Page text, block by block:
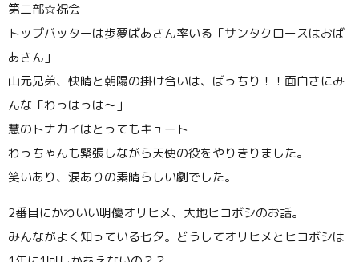
第二部☆祝会
トップバッターは歩夢ばあさん率いる「サンタクロースはおば
あさん」
山元兄弟、快晴と朝陽の掛け合いは、ばっちり！！面白さにみ
んな「わっはっは〜」
慧のトナカイはとってもキュート
わっちゃんも緊張しながら天使の役をやりきりました。
笑いあり、涙ありの素晴らしい劇でした。
2番目にかわいい明優オリヒメ、大地ヒコボシのお話。
みんながよく知っている七夕。どうしてオリヒメとヒコボシは